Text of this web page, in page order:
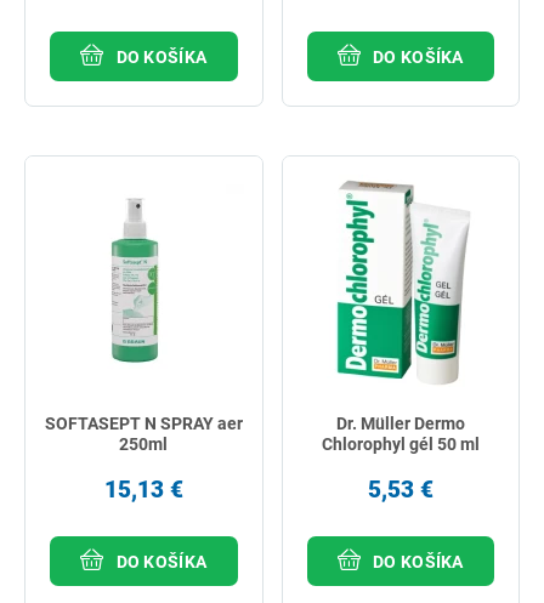
DO KOŠÍKA DO KOŠÍKA
SOFTASEPT N SPRAY aer
250ml
15,13 €
DO KOŠÍKA
Dr. Müller Dermo
Chlorophyl gél 50 ml
5,53 €
DO KOŠÍKA